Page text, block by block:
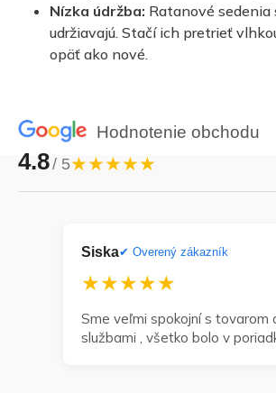
Nízka údržba: Ratanové
udržiavajú. Stačí ich pretrieť
opäť ako nové.
Hodnotenie obchodu
4.8/ 5★★★★★
Siska✔ Overený zákazník
★★★★★
Sme veľmi spokojní s tovarom
službami , všetko bolo v